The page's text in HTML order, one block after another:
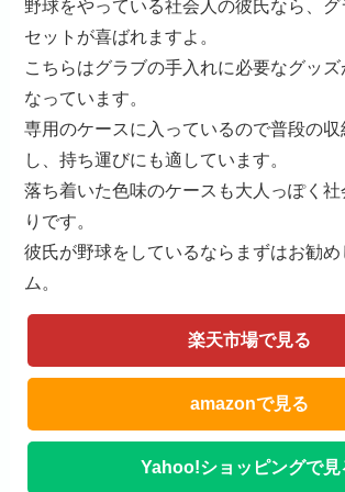
野球をやっている社会人の彼氏なら、
セットが喜ばれますよ。
こちらはグラブの手入れに必要なグッ
なっています。
専用のケースに入っているので普段の
し、持ち運びにも適しています。
落ち着いた色味のケースも大人っぽく社
りです。
彼氏が野球をしているならまずはお勧
ム。
楽天市場で見る
amazonで見る
Yahoo!ショッピングで見